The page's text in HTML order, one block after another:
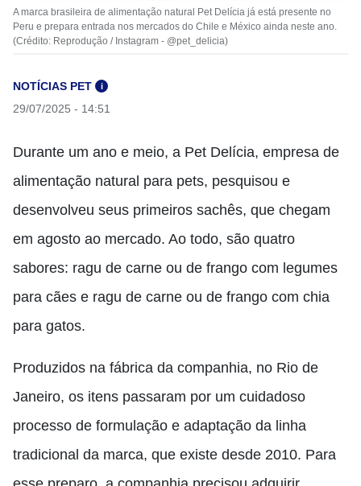
A marca brasileira de alimentação natural Pet Delícia já está presente no
Peru e prepara entrada nos mercados do Chile e México ainda neste ano.
(Crédito: Reprodução / Instagram - @pet_delicia)
NOTÍCIAS PET i
29/07/2025 - 14:51
Durante um ano e meio, a Pet Delícia, empresa de
alimentação natural para pets, pesquisou e
desenvolveu seus primeiros sachês, que chegam
em agosto ao mercado. Ao todo, são quatro
sabores: ragu de carne ou de frango com legumes
para cães e ragu de carne ou de frango com chia
para gatos.
Produzidos na fábrica da companhia, no Rio de
Janeiro, os itens passaram por um cuidadoso
processo de formulação e adaptação da linha
tradicional da marca, que existe desde 2010. Para